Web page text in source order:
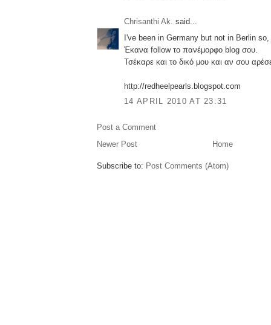
Chrisanthi Ak. said...
I've been in Germany but not in Berlin
Έκανα follow το πανέμορφο blog σου.
Τσέκαρε και το δικό μου και αν σου
http://redheelpearls.blogspot.com
14 APRIL 2010 AT 23:31
Post a Comment
Newer Post
Home
Subscribe to: Post Comments (Atom)